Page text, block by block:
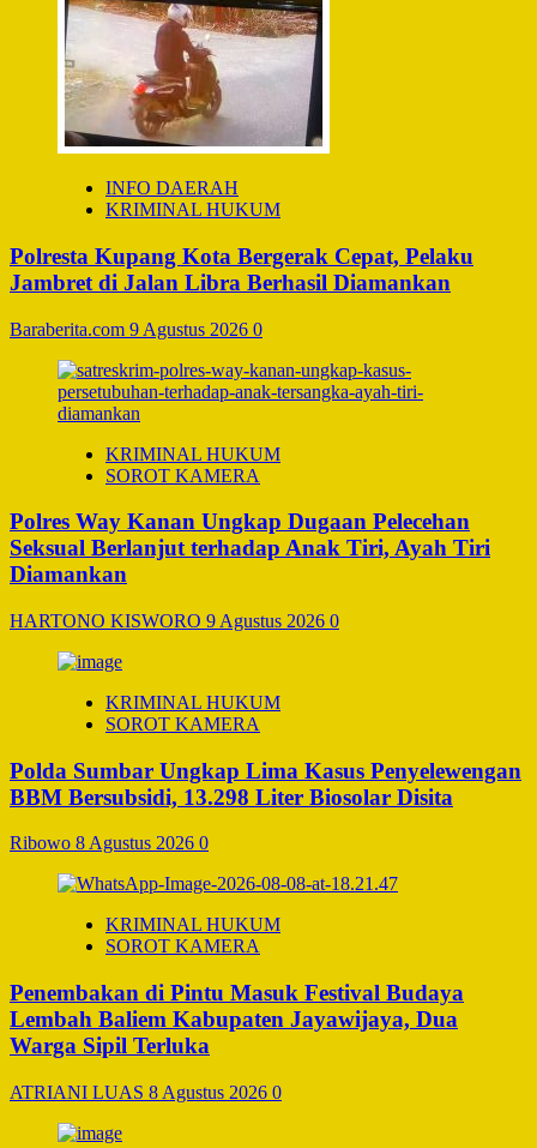
INFO DAERAH
KRIMINAL HUKUM
Polresta Kupang Kota Bergerak Cepat, Pelaku
Jambret di Jalan Libra Berhasil Diamankan
Baraberita.com 9 Agustus 2026 0
KRIMINAL HUKUM
SOROT KAMERA
Polres Way Kanan Ungkap Dugaan Pelecehan
Seksual Berlanjut terhadap Anak Tiri, Ayah Tiri
Diamankan
HARTONO KISWORO 9 Agustus 2026 0
KRIMINAL HUKUM
SOROT KAMERA
Polda Sumbar Ungkap Lima Kasus Penyelewengan
BBM Bersubsidi, 13.298 Liter Biosolar Disita
Ribowo 8 Agustus 2026 0
KRIMINAL HUKUM
SOROT KAMERA
Penembakan di Pintu Masuk Festival Budaya
Lembah Baliem Kabupaten Jayawijaya, Dua
Warga Sipil Terluka
ATRIANI LUAS 8 Agustus 2026 0